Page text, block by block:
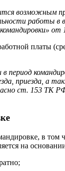
возможным
работы в
платы
приезда, а
ст. 153 ТК
в
на